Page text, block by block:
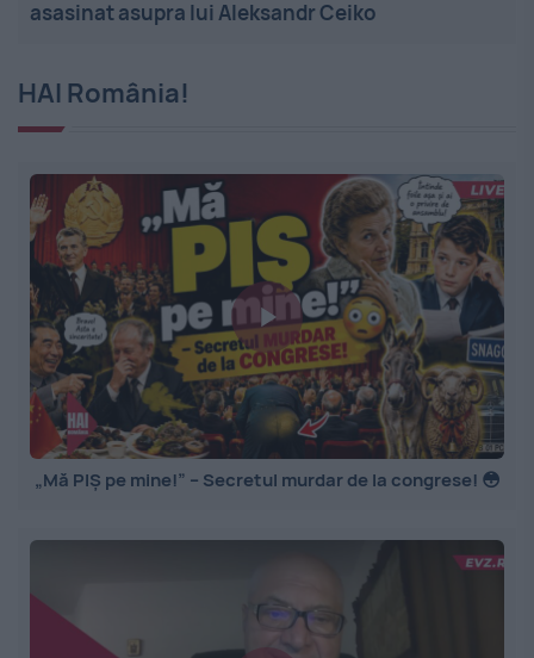
asasinat asupra lui Aleksandr Ceiko
HAI România!
„Mă PIȘ pe mine!” – Secretul murdar de la congrese! 😳